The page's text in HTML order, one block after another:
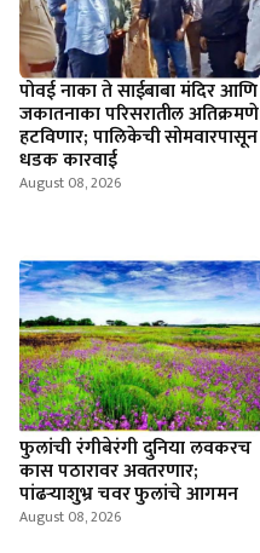
पोवई नाका ते साईबाबा मंदिर आणि
जकातनाका परिसरातील अतिक्रमणे
हटविणार; पालिकेची सोमवारपासून
धडक कारवाई
August 08, 2026
फुलांची रंगीबेरंगी दुनिया लवकरच
कास पठारावर अवतरणार;
पांढऱ्याशुभ्र चवर फुलांचे आगमन
August 08, 2026